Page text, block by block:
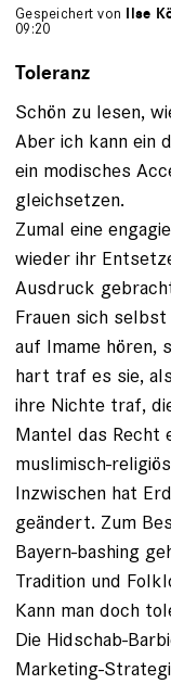
Gespeichert von Ilse
09:20
Toleranz
Schön zu lesen,
Aber ich kann ein
ein modisches
gleichsetzen.
Zumal eine
wieder ihr
Ausdruck
Frauen sich
auf Imame hören,
hart traf es sie,
ihre Nichte traf,
Mantel das Recht
muslimisch-
Inzwischen hat
geändert. Zum
Bayern-bashing
Tradition und
Kann man doch
Die Hidschab-
Marketing-